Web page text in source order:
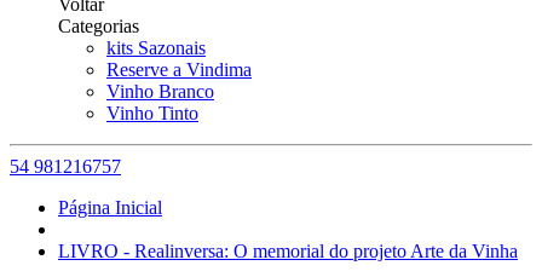
Voltar
Categorias
kits Sazonais
Reserve a Vindima
Vinho Branco
Vinho Tinto
54 981216757
Página Inicial
LIVRO - Realinversa: O memorial do projeto Arte da Vinha